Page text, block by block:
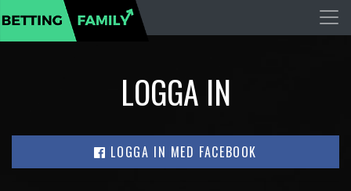
LOGGA IN
LOGGA IN MED FACEBOOK